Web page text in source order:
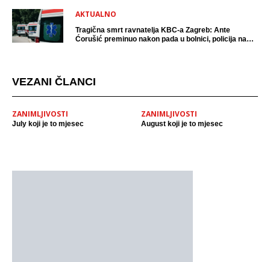
AKTUALNO
Tragična smrt ravnatelja KBC-a Zagreb: Ante
Ćorušić preminuo nakon pada u bolnici, policija na
VEZANI ČLANCI
ZANIMLJIVOSTI
July koji je to mjesec
ZANIMLJIVOSTI
August koji je to mjesec